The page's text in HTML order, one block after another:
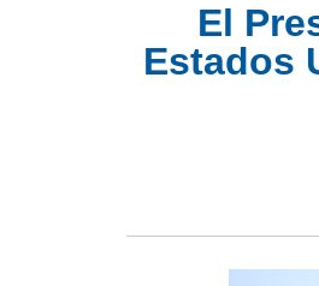
El
Estados